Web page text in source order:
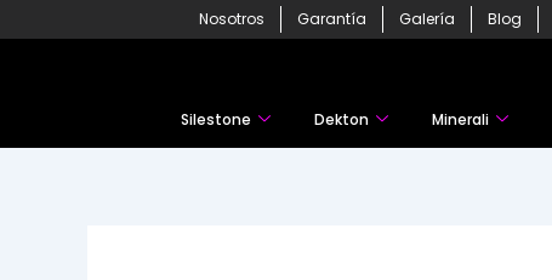
to
Nosotros Garantía Galería Blog
Silestone Dekton Minerali